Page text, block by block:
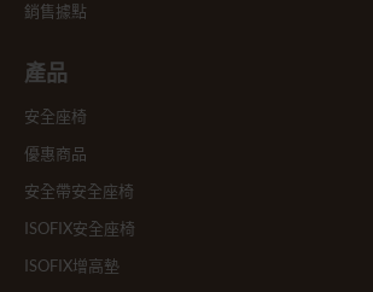
銷售據點
產品
安全座椅
優惠商品
安全帶安全座椅
ISOFIX安全座椅
ISOFIX增高墊